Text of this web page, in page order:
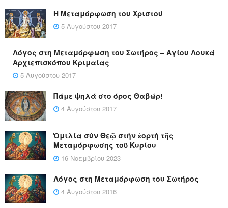
Η Μεταμόρφωση του Χριστού
5 Αυγούστου 2017
Λόγος στη Μεταμόρφωση του Σωτήρος – Αγίου Λουκά
Αρχιεπισκόπου Κριμαίας
5 Αυγούστου 2017
Πάμε ψηλά στο όρος Θαβώρ!
4 Αυγούστου 2017
Ὁμιλία σὺν Θεῷ στὴν ἑορτὴ τῆς
Μεταμόρφωσης τοῦ Κυρίου
16 Νοεμβρίου 2023
Λόγος στη Μεταμόρφωση του Σωτήρος
4 Αυγούστου 2016